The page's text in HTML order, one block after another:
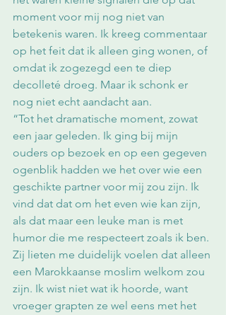
moment voor mij nog niet van
betekenis waren. Ik kreeg commentaar
op het feit dat ik alleen ging wonen, of
omdat ik zogezegd een te diep
decolleté droeg. Maar ik schonk er
nog niet echt aandacht aan.
“Tot het dramatische moment, zowat
een jaar geleden. Ik ging bij mijn
ouders op bezoek en op een gegeven
ogenblik hadden we het over wie een
geschikte partner voor mij zou zijn. Ik
vind dat dat om het even wie kan zijn,
als dat maar een leuke man is met
humor die me respecteert zoals ik ben.
Zij lieten me duidelijk voelen dat alleen
een Marokkaanse moslim welkom zou
zijn. Ik wist niet wat ik hoorde, want
vroeger grapten ze wel eens met het